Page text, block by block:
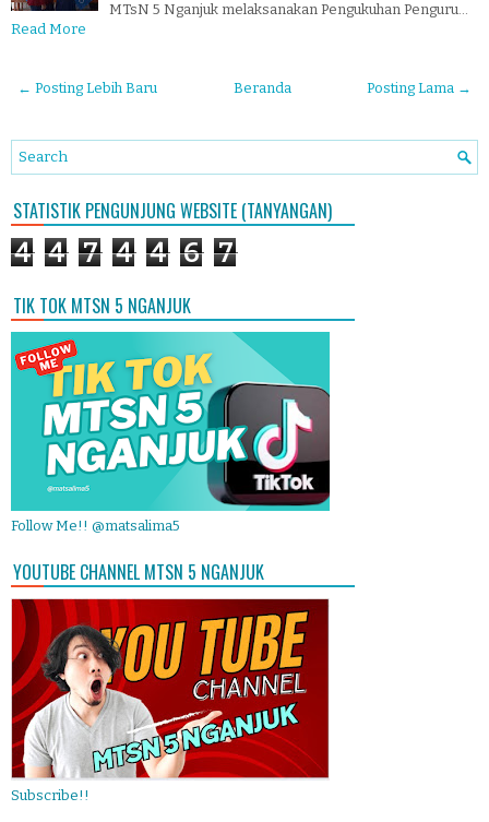
MTsN 5 Nganjuk melaksanakan Pengukuhan Penguru…
Read More
← Posting Lebih Baru Posting Lama →
Beranda
STATISTIK PENGUNJUNG WEBSITE (TANYANGAN)
4 4 7 4 4 6 7
TIK TOK MTSN 5 NGANJUK
Follow Me!! @matsalima5
YOUTUBE CHANNEL MTSN 5 NGANJUK
Subscribe!!